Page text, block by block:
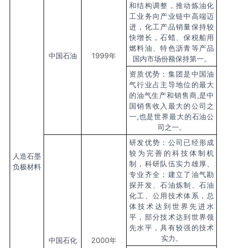
人造石墨
负极材料
中国石油 1999年
和结构调整，推动炼油化
工业务向产业链中高端迈
进，化工产品销量保持较
快增长，石蜡、保税船用
燃料油、特色沥青等产品
国内市场份额保持第一。
资质优势：集团是中国油
气行业占主导地位的最大
的油气生产和销售商,是中
国销售收入最大的公司之
一,也是世界最大的石油公
司之一。
中国石化 2000年
研发优势：公司已经形成
较为完善的科技体制机
制，科研队伍实力雄厚、
专业齐全；建立了油气勘
探开发、石油炼制、石油
化工、公用技术体系，总
体技术达到世界先进水
平，部分技术达到世界领
先水平，具有较强的技术
实力。